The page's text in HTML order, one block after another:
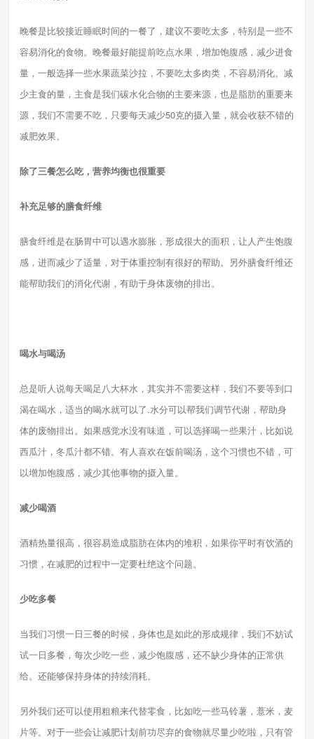
晚餐是比较接近睡眠时间的一餐了，建议不要吃太多，特别是一些不
容易消化的食物。晚餐最好能提前吃点水果，增加饱腹感，减少进食
量，一般选择一些水果蔬菜沙拉，不要吃太多肉类，不容易消化。减
少主食的量，主食是我们碳水化合物的主要来源，也是脂肪的重要来
源，我们不需要不吃，只要每天减少50克的摄入量，就会收获不错的
减肥效果。
除了三餐怎么吃，营养均衡也很重要
补充足够的膳食纤维
膳食纤维是在肠胃中可以遇水膨胀，形成很大的面积，让人产生饱腹
感，进而减少了适量，对于体重控制有很好的帮助。另外膳食纤维还
能帮助我们的消化代谢，有助于身体废物的排出。
喝水与喝汤
总是听人说每天喝足八大杯水，其实并不需要这样，我们不要等到口
渴在喝水，适当的喝水就可以了.水分可以帮我们调节代谢，帮助身
体的废物排出。如果感觉水没有味道，可以选择喝一些果汁，比如说
西瓜汁，冬瓜汁都不错。有人喜欢在饭前喝汤，这个习惯也不错，可
以增加饱腹感，减少其他事物的摄入量。
减少喝酒
酒精热量很高，很容易造成脂肪在体内的堆积，如果你平时有饮酒的
习惯，在减肥的过程中一定要杜绝这个问题。
少吃多餐
当我们习惯一日三餐的时候，身体也是如此的形成规律，我们不妨试
试一日多餐，每次少吃一些，减少饱腹感，还不缺少身体的正常供
给。还能够保持身体的持续消耗。
另外我们还可以使用粗粮来代替零食，比如吃一些马铃薯，薏米，麦
片等。对于一些会让减肥计划前功尽弃的食物就尽量少吃啦，只有管